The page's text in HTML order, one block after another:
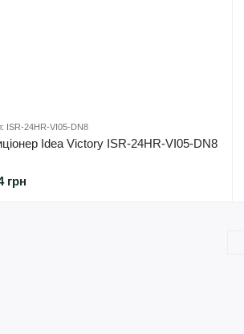
ISR-24HR-VI05-DN8
Idea Victory ISR-24HR-VI05-DN8
грн